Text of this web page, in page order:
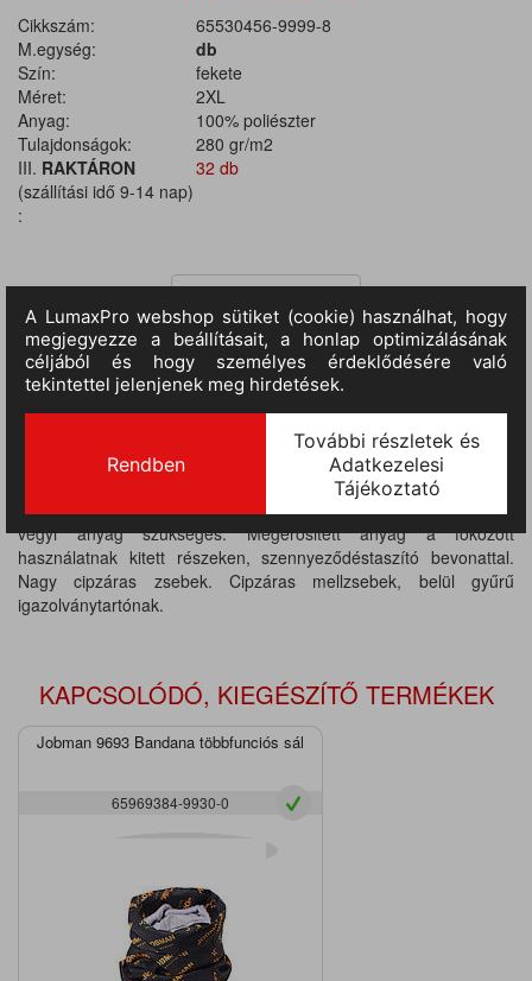
Cikkszám:
65530456-9999-8
M.egység:
db
Szín:
fekete
Méret:
2XL
Anyag:
100% poliészter
Tulajdonságok:
280 gr/m2
III. RAKTÁRON
(szállítási idő 9-14 nap)
:
32 db
TERMÉKINFORMÁCIÓ
MÉRETTÁBLÁZAT
Cipzáras dzseki Spun-Dye poliészterből. A Spun-Dye
környezetbarát festési eljárás, amelyhez kevesebb víz, energia és
vegyi anyag szükséges. Megerősitett anyag a fokozott
használatnak kitett részeken, szennyeződéstaszító bevonattal.
Nagy cipzáras zsebek. Cipzáras mellzsebek, belül gyűrű
igazolványtartónak.
KAPCSOLÓDÓ, KIEGÉSZÍTŐ TERMÉKEK
Jobman 9693 Bandana többfunciós sál
65969384-9930-0